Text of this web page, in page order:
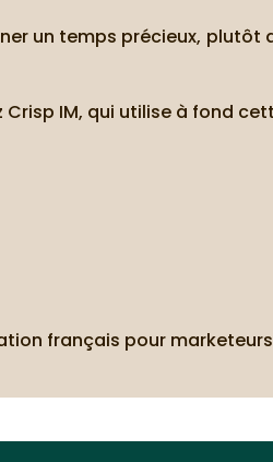
un temps précieux, plutôt
Crisp IM, qui utilise à fond
français pour